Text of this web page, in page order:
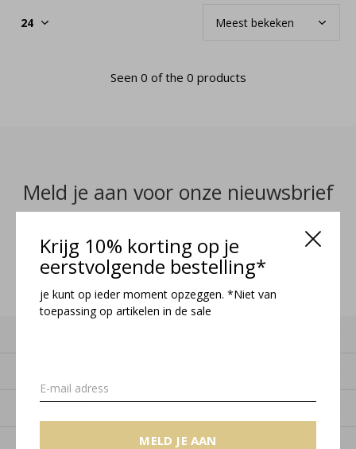
Krijg 10% korting op je
eerstvolgende bestelling*
je kunt op ieder moment opzeggen. *Niet van
toepassing op artikelen in de sale
MELD JE AAN
Seen 0 of the 0 products
Meld je aan voor onze nieuwsbrief
MELD JE AAN